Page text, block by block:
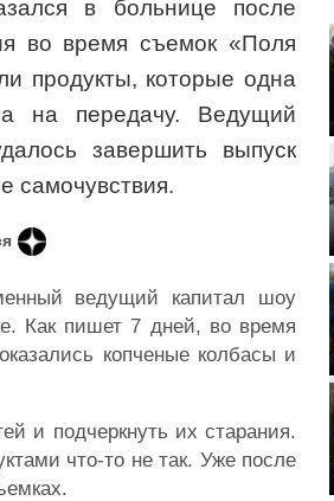
в больнице после
во время съемок «Поля
продукты, которые одна
на передачу. Ведущий
завершить выпуск
самочувствия.
ведущий капитал шоу
Как пишет 7 дней, во время
копченые колбасы и
и подчеркнуть их старания.
что-то не так. Уже после